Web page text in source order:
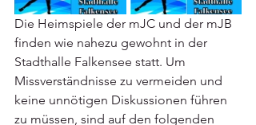
Die Heimspiele der mJC und der mJB
finden wie nahezu gewohnt in der
Stadthalle Falkensee statt. Um
Missverständnisse zu vermeiden und
keine unnötigen Diskussionen führen
zu müssen, sind auf den folgenden